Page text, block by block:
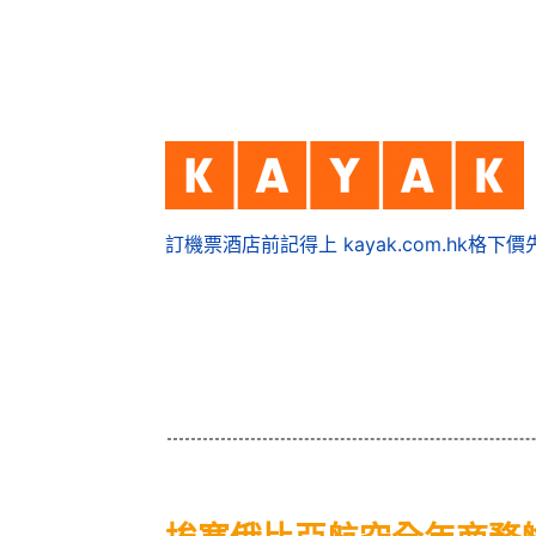
訂機票酒店前記得上 kayak.com.hk格下價